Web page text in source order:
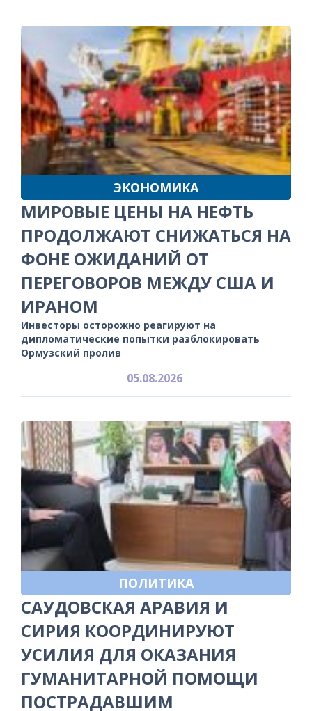
ЭКОНОМИКА
МИРОВЫЕ ЦЕНЫ НА НЕФТЬ
ПРОДОЛЖАЮТ СНИЖАТЬСЯ НА
ФОНЕ ОЖИДАНИЙ ОТ
ПЕРЕГОВОРОВ МЕЖДУ США И
ИРАНОМ
Инвесторы осторожно реагируют на
дипломатические попытки разблокировать
Ормузский пролив
05.08.2026
ПОЛИТИКА
САУДОВСКАЯ АРАВИЯ И
СИРИЯ КООРДИНИРУЮТ
УСИЛИЯ ДЛЯ ОКАЗАНИЯ
ГУМАНИТАРНОЙ ПОМОЩИ
ПОСТРАДАВШИМ